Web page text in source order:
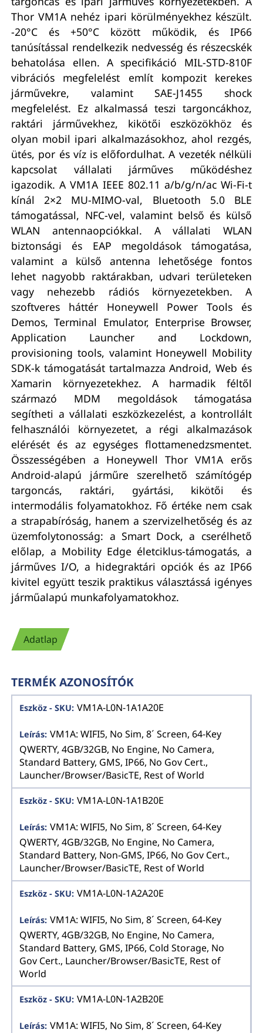
Thor VM1A nehéz ipari körülményekhez készült.
-20°C és +50°C között működik, és IP66
tanúsítással rendelkezik nedvesség és részecskék
behatolása ellen. A specifikáció MIL-STD-810F
vibrációs megfelelést említ kompozit kerekes
járművekre, valamint SAE-J1455 shock
megfelelést. Ez alkalmassá teszi targoncákhoz,
raktári járművekhez, kikötői eszközökhöz és
olyan mobil ipari alkalmazásokhoz, ahol rezgés,
ütés, por és víz is előfordulhat. A vezeték nélküli
kapcsolat vállalati járműves működéshez
igazodik. A VM1A IEEE 802.11 a/b/g/n/ac Wi-Fi-t
kínál 2×2 MU-MIMO-val, Bluetooth 5.0 BLE
támogatással, NFC-vel, valamint belső és külső
WLAN antennaopciókkal. A vállalati WLAN
biztonsági és EAP megoldások támogatása,
valamint a külső antenna lehetősége fontos
lehet nagyobb raktárakban, udvari területeken
vagy nehezebb rádiós környezetekben. A
szoftveres háttér Honeywell Power Tools és
Demos, Terminal Emulator, Enterprise Browser,
Application Launcher and Lockdown,
provisioning tools, valamint Honeywell Mobility
SDK-k támogatását tartalmazza Android, Web és
Xamarin környezetekhez. A harmadik féltől
származó MDM megoldások támogatása
segítheti a vállalati eszközkezelést, a kontrollált
felhasználói környezetet, a régi alkalmazások
elérését és az egységes flottamenedzsmentet.
Összességében a Honeywell Thor VM1A erős
Android-alapú járműre szerelhető számítógép
targoncás, raktári, gyártási, kikötői és
intermodális folyamatokhoz. Fő értéke nem csak
a strapabíróság, hanem a szervizelhetőség és az
üzemfolytonosság: a Smart Dock, a cserélhető
előlap, a Mobility Edge életciklus-támogatás, a
járműves I/O, a hidegraktári opciók és az IP66
kivitel együtt teszik praktikus választássá igényes
járműalapú munkafolyamatokhoz.
Adatlap
TERMÉK AZONOSÍTÓK
VM1A-L0N-1A1A20E
VM1A: WIFI5, No Sim, 8´ Screen, 64-Key
QWERTY, 4GB/32GB, No Engine, No Camera,
Standard Battery, GMS, IP66, No Gov Cert.,
Launcher/Browser/BasicTE, Rest of World
VM1A-L0N-1A1B20E
VM1A: WIFI5, No Sim, 8´ Screen, 64-Key
QWERTY, 4GB/32GB, No Engine, No Camera,
Standard Battery, Non-GMS, IP66, No Gov Cert.,
Launcher/Browser/BasicTE, Rest of World
VM1A-L0N-1A2A20E
VM1A: WIFI5, No Sim, 8´ Screen, 64-Key
QWERTY, 4GB/32GB, No Engine, No Camera,
Standard Battery, GMS, IP66, Cold Storage, No
Gov Cert., Launcher/Browser/BasicTE, Rest of
World
VM1A-L0N-1A2B20E
VM1A: WIFI5, No Sim, 8´ Screen, 64-Key